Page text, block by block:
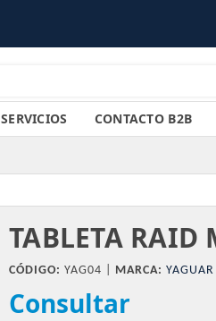
SERVICIOS CONTACTO B2B
TABLETA RAID
CÓDIGO: YAG04 | MARCA:
Consultar